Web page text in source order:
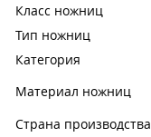
Класс ножниц
Тип ножниц
Категория
Материал ножниц
Страна производства